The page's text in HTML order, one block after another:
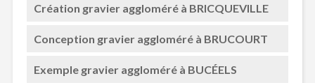
Création gravier aggloméré à BRICQUEVILLE
Conception gravier aggloméré à BRUCOURT
Exemple gravier aggloméré à BUCÉELS